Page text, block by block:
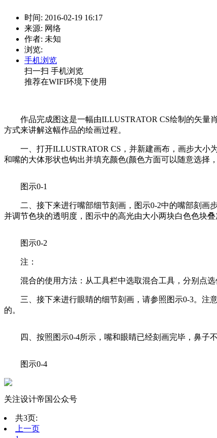
时间: 2016-02-19 16:17
来源: 网络
作者: 未知
浏览:
手机浏览
扫一扫 手机浏览
推荐在WIFI环境下使用
作品完成图这是一幅由ILLUSTRATOR CS绘制的矢
方式来讲解这幅作品的绘画过程。
一、打开ILLUSTRATOR CS，并新建画布，画步大小
和嘴的大体形状也钩出并填充颜色(颜色方面可以随意选择
图示0-1
二、接下来进行嘴部细节刻画，图示0-2中的嘴部刻画
并调节色块的透明度，图示中的高光由大小两块白色色块叠
图示0-2
注：
混合的使用方法：从工具栏中选取混合工具，分别点
三、接下来进行眼睛的细节刻画，请参照图示0-3。注
的。
四、按照图示0-4所示，嘴和眼睛已经刻画完毕，鼻子
图示0-4
关注设计帝国公众号
共3页:
上一页